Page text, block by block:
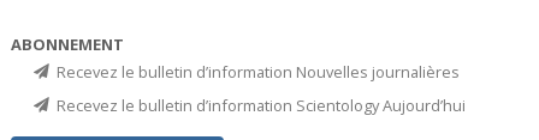
ABONNEMENT
Recevez le bulletin d’information Nouvelles journalières
Recevez le bulletin d’information Scientology Aujourd’hui